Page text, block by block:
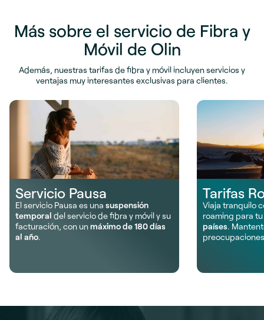
Más sobre el servicio de Fibra y
Móvil de Olin
Además, nuestras tarifas de fibra y móvil incluyen servicios y
ventajas muy interesantes exclusivas para clientes.
Servicio Pausa
El servicio Pausa es una suspensión
temporal del servicio de fibra y móvil y su
facturación, con unmáximo de 180 días
al año.
Tarifas
Viaja tranquilo
roaming para
países.